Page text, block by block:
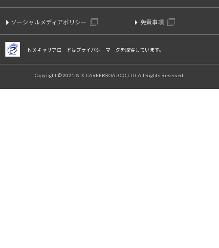
ソーシャルメディアポリシー 免責事項
ＮＸキャリアロードはプライバシーマークを取得しています。
Copyright © 2021 ＮＸ CAREERROAD CO.,LTD. All Rights Reserved.